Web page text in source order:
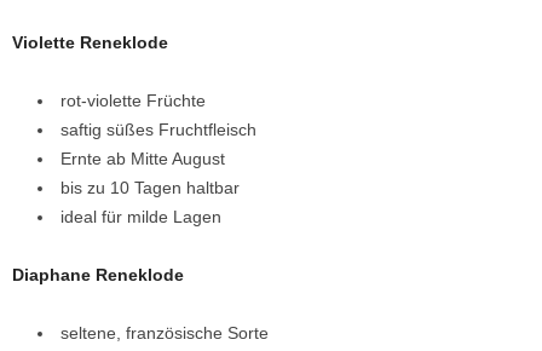
Violette Reneklode
rot-violette Früchte
saftig süßes Fruchtfleisch
Ernte ab Mitte August
bis zu 10 Tagen haltbar
ideal für milde Lagen
Diaphane Reneklode
seltene, französische Sorte